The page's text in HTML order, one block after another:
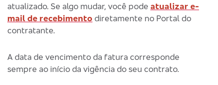
atualizado. Se algo mudar, você pode atualizar e-
mail de recebimento diretamente no Portal do
contratante.
A data de vencimento da fatura corresponde
sempre ao início da vigência do seu contrato.